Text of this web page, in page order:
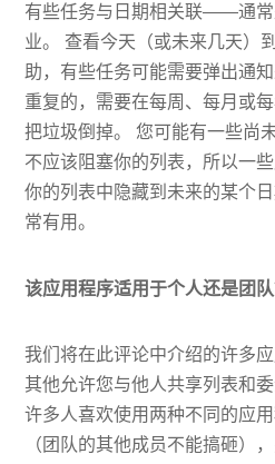
有些任务与日期相关联——通常
业。 查看今天（或未来几天）
助，有些任务可能需要弹出通
重复的，需要在每周、每月或
把垃圾倒掉。 您可能有一些尚
不应该阻塞你的列表，所以一
你的列表中隐藏到未来的某个
常有用。
该应用程序适用于个人还是团队
我们将在此评论中介绍的许多
其他允许您与他人共享列表和
许多人喜欢使用两种不同的应
（团队的其他成员不能搞砸）